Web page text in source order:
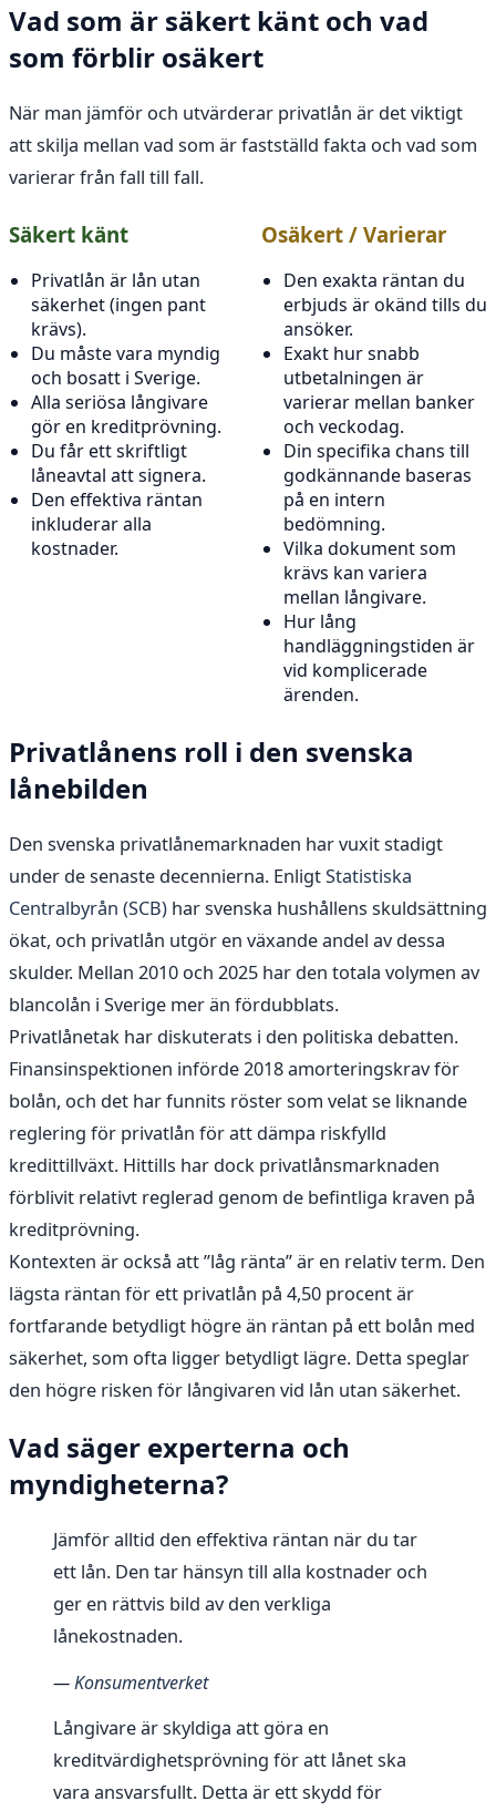
Vad som är säkert känt och vad
som förblir osäkert
När man jämför och utvärderar privatlån är det viktigt
att skilja mellan vad som är fastställd fakta och vad som
varierar från fall till fall.
Säkert känt
Privatlån är lån utan
säkerhet (ingen pant
krävs).
Du måste vara myndig
och bosatt i Sverige.
Alla seriösa långivare
gör en kreditprövning.
Du får ett skriftligt
låneavtal att signera.
Den effektiva räntan
inkluderar alla
kostnader.
Osäkert / Varierar
Den exakta räntan du
erbjuds är okänd tills du
ansöker.
Exakt hur snabb
utbetalningen är
varierar mellan banker
och veckodag.
Din specifika chans till
godkännande baseras
på en intern
bedömning.
Vilka dokument som
krävs kan variera
mellan långivare.
Hur lång
handläggningstiden är
vid komplicerade
ärenden.
Privatlånens roll i den svenska
lånebilden
Den svenska privatlånemarknaden har vuxit stadigt
under de senaste decennierna. EnligtStatistiska
Centralbyrån (SCB) har svenska hushållens skuldsättning
ökat, och privatlån utgör en växande andel av dessa
skulder. Mellan 2010 och 2025 har den totala volymen av
blancolån i Sverige mer än fördubblats.
Privatlånetak har diskuterats i den politiska debatten.
Finansinspektionen införde 2018 amorteringskrav för
bolån, och det har funnits röster som velat se liknande
reglering för privatlån för att dämpa riskfylld
kredittillväxt. Hittills har dock privatlånsmarknaden
förblivit relativt reglerad genom de befintliga kraven på
kreditprövning.
Kontexten är också att ”låg ränta” är en relativ term. Den
lägsta räntan för ett privatlån på 4,50 procent är
fortfarande betydligt högre än räntan på ett bolån med
säkerhet, som ofta ligger betydligt lägre. Detta speglar
den högre risken för långivaren vid lån utan säkerhet.
Vad säger experterna och
myndigheterna?
Jämför alltid den effektiva räntan när du tar
ett lån. Den tar hänsyn till alla kostnader och
ger en rättvis bild av den verkliga
lånekostnaden.
—Konsumentverket
Långivare är skyldiga att göra en
kreditvärdighetsprövning för att lånet ska
vara ansvarsfullt. Detta är ett skydd för